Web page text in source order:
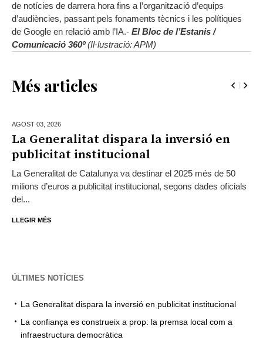
de notícies de darrera hora fins a l’organització d’equips
d’audiències, passant pels fonaments tècnics i les polítiques
de Google en relació amb l’IA.- El Bloc de l’Estanis /
Comunicació 360º(Il·lustració: APM)
Més articles
AGOST 03, 2026
La Generalitat dispara la inversió en
publicitat institucional
La Generalitat de Catalunya va destinar el 2025 més de 50
milions d’euros a publicitat institucional, segons dades oficials
del...
LLEGIR MÉS
ÚLTIMES NOTÍCIES
La Generalitat dispara la inversió en publicitat institucional
La confiança es construeix a prop: la premsa local com a
infraestructura democràtica